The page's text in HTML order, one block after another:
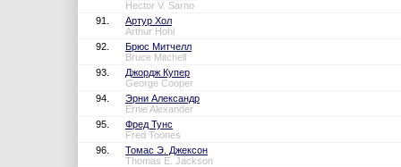
Hector V. Sarno
91.
Артур Хол
Arthur Hohl
92.
Брюс Митчелл
Bruce Mitchell
93.
Джордж Купер
George Cooper
94.
Эрни Александр
Ernie Alexander
95.
Фред Тунс
Fred Toones
96.
Томас Э. Джексон
Thomas E. Jackson